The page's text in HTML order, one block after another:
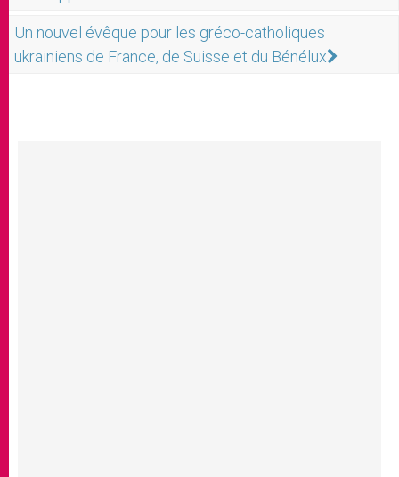
Un nouvel évêque pour les gréco-catholiques
ukrainiens de France, de Suisse et du Bénélux